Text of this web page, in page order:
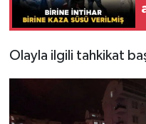
Olayla ilgili tahkikat